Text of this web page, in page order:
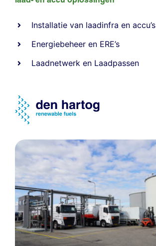
Installatie van laadinfra en accu’s
Energiebeheer en ERE’s
Laadnetwerk en Laadpassen